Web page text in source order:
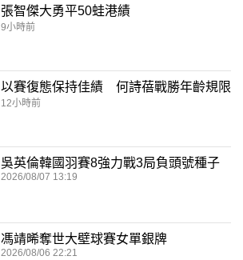
張智傑大勇平50蛙港績
9小時前
以賽復態保持佳績 何詩蓓戰勝年齡規限
12小時前
吳英倫韓國羽賽8強力戰3局負頭號種子
2026/08/07 13:19
馮靖晞奪世大壁球賽女單銀牌
2026/08/06 22:21